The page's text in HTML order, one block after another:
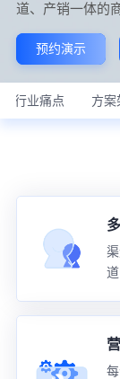
道、产销一体的
预约演示
行业痛点 方案